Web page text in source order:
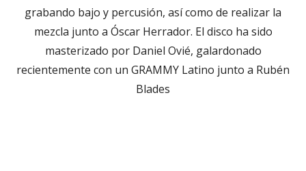
grabando bajo y percusión, así como de realizar la
mezcla junto a Óscar Herrador. El disco ha sido
masterizado por Daniel Ovié, galardonado
recientemente con un GRAMMY Latino junto a Rubén
Blades